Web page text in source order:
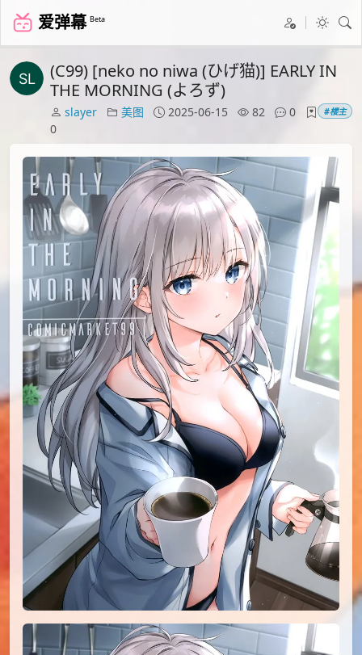
爱弹幕 Beta
(C99) [neko no niwa (ひげ猫)] EARLY IN
THE MORNING (よろず)
slayer 美图 2025-06-15 82
0
0
#楼主